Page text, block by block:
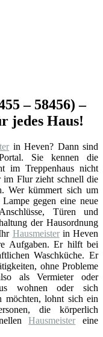
– 58456) –
jedes Haus!
in Heven? Dann sind
Sie kennen die
im Treppenhaus nicht
im Flur zieht schnell die
Wer kümmert sich um
gegen eine neue
Türen und
der Hausordnung
Hausmeisterin Heven
Aufgaben. Er hilft bei
Waschküche. Er
ohne Probleme
als Vermieter oder
wohnen oder sich
möchten, lohnt sich ein
die körperlich
Hausmeister eine